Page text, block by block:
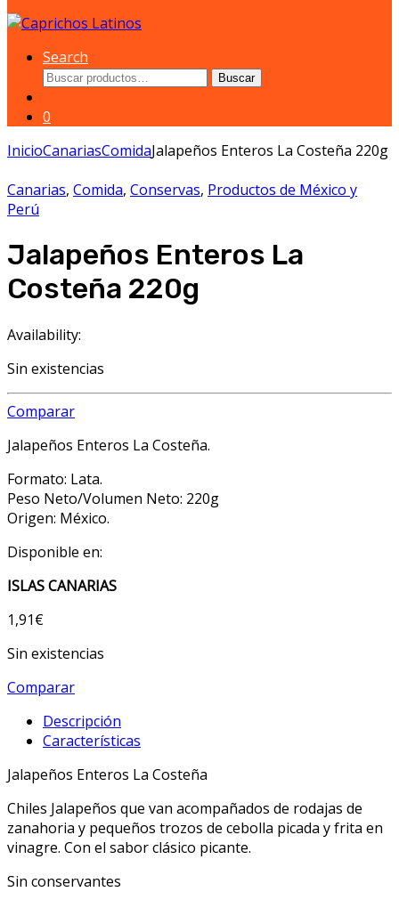
Search
Buscar
Buscar
0
InicioCanariasComidaJalapeños Enteros La Costeña 220g
Canarias, Comida, Conservas, Productos de México y
Perú
Jalapeños Enteros La
Costeña 220g
Availability:
Sin existencias
Comparar
Jalapeños Enteros La Costeña.
Formato: Lata.
Peso Neto/Volumen Neto: 220g
Origen: México.
Disponible en:
ISLAS CANARIAS
1,91€
Sin existencias
Comparar
Descripción
Características
Jalapeños Enteros La Costeña
Chiles Jalapeños que van acompañados de rodajas de
zanahoria y pequeños trozos de cebolla picada y frita en
vinagre. Con el sabor clásico picante.
Sin conservantes